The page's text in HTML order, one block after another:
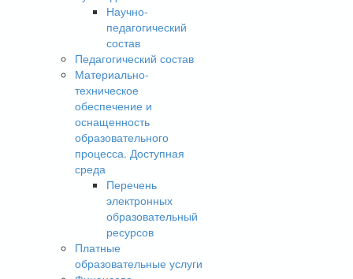
Научно-
педагогический
состав
Педагогический состав
Материально-
техническое
обеспечение и
оснащенность
образовательного
процесса. Доступная
среда
Перечень
электронных
образовательный
ресурсов
Платные
образовательные услуги